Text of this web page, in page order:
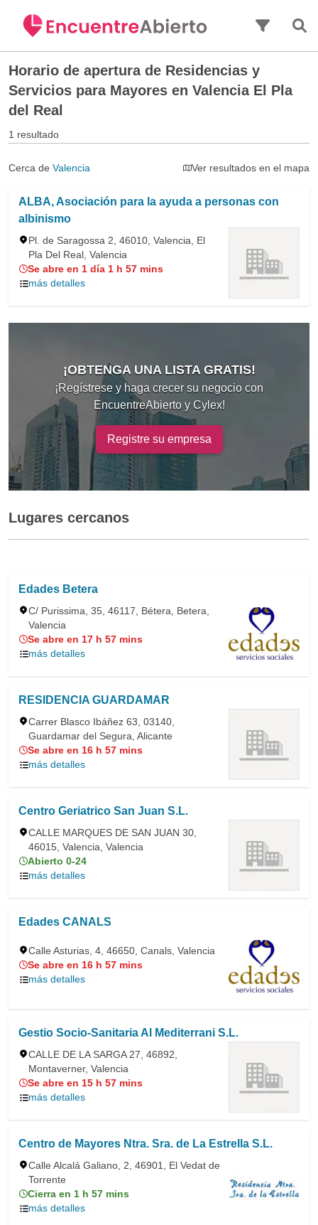
Horario de apertura de Residencias y
Servicios para Mayores en Valencia El Pla
del Real
1 resultado
Cerca de Valencia Ver resultados en el mapa
ALBA, Asociación para la ayuda a personas con
albinismo
Pl. de Saragossa 2, 46010, Valencia, El
Pla Del Real, Valencia
Se abre en 1 día 1 h 57 mins
más detalles
¡OBTENGA UNA LISTA GRATIS!
¡Regístrese y haga crecer su negocio con
EncuentreAbierto y Cylex!
Registre su empresa
Lugares cercanos
Edades Betera
C/ Purissima, 35, 46117, Bétera, Betera,
Valencia
Se abre en 17 h 57 mins
más detalles
RESIDENCIA GUARDAMAR
Carrer Blasco Ibáñez 63, 03140,
Guardamar del Segura, Alicante
Se abre en 16 h 57 mins
más detalles
Centro Geriatrico San Juan S.L.
CALLE MARQUES DE SAN JUAN 30,
46015, Valencia, Valencia
Abierto 0-24
más detalles
Edades CANALS
Calle Asturias, 4, 46650, Canals, Valencia
Se abre en 16 h 57 mins
más detalles
Gestio Socio-Sanitaria Al Mediterrani S.L.
CALLE DE LA SARGA 27, 46892,
Montaverner, Valencia
Se abre en 15 h 57 mins
más detalles
Centro de Mayores Ntra. Sra. de La Estrella S.L.
Calle Alcalá Galiano, 2, 46901, El Vedat de
Torrente
Cierra en 1 h 57 mins
más detalles